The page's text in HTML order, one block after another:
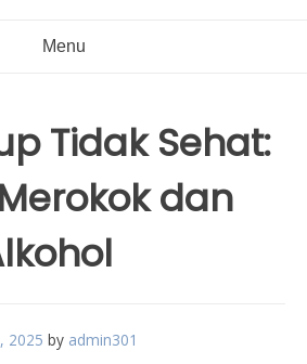
Menu
Tidak Sehat:
dan
2025 by admin301